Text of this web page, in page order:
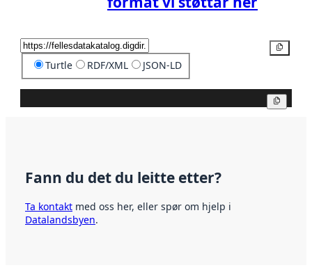
Turtle RDF/XML JSON-LD
Fann du det du leitte etter?
Ta kontakt med oss her, eller spør om hjelp i
Datalandsbyen.